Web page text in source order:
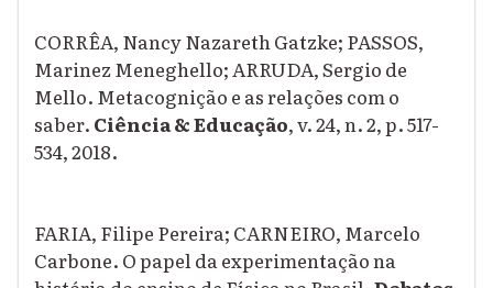
CORRÊA, Nancy Nazareth Gatzke; PASSOS,
Marinez Meneghello; ARRUDA, Sergio de
Mello. Metacognição e as relações com o
saber. Ciência & Educação, v. 24, n. 2, p. 517-
534, 2018.
FARIA, Filipe Pereira; CARNEIRO, Marcelo
Carbone. O papel da experimentação na